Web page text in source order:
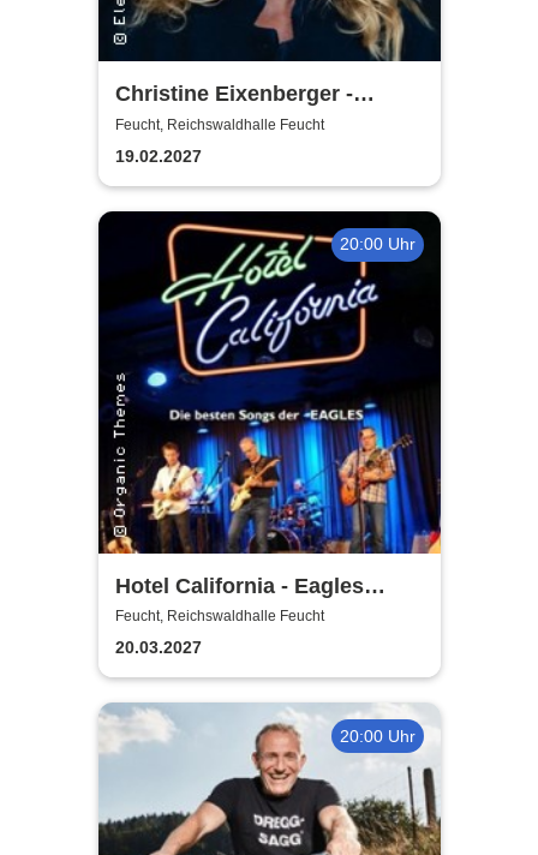
Christine Eixenberger -
Vorpremiere
Feucht, Reichswaldhalle Feucht
19.02.2027
20:00 Uhr
Hotel California - Eagles
Tribute
Feucht, Reichswaldhalle Feucht
20.03.2027
20:00 Uhr